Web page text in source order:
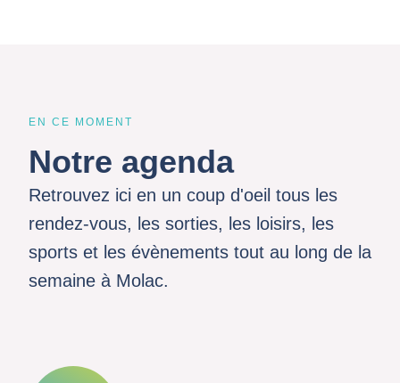
EN CE MOMENT
Notre agenda
Retrouvez ici en un coup d'oeil tous les
rendez-vous, les sorties, les loisirs, les
sports et les évènements tout au long de la
semaine à Molac.